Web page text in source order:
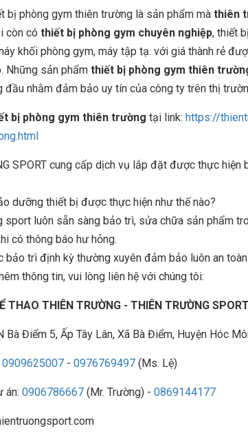
bị phòng gym thiên trường là sản phẩm mà thiên
còn có thiết bị phòng gym chuyên nghiệp, thiết
khối phòng gym, máy tập tạ. với giá thành rẻ
Những sản phẩm thiết bị phòng gym thiên
đầu nhằm đảm bảo uy tín của công ty trên thị
bị phòng gym thiên trường tại link: https://
SPORT cung cấp dịch vụ lắp đặt được thực
dưỡng thiết bị được thực hiện như thế nào?
sport luôn sẵn sàng bảo trì, sửa chữa sản phẩm
có thông báo hư hỏng.
bảo trì định kỳ thường xuyên đảm bảo luôn an toàn
thông tin, vui lòng liên hệ với chúng tôi:
THAO THIÊN TRƯỜNG - THIÊN TRƯỜNG SPORT
Điểm 5, Ấp Tây Lân, Xã Bà Điểm, Huyện Hóc
0909625007 - 0976769497 (Ms. Lệ)
án: 0906786667 (Mr. Trường) - 0869144177